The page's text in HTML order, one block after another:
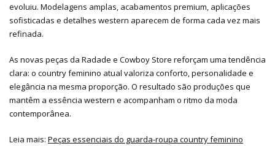
evoluiu. Modelagens amplas, acabamentos premium, aplicações
sofisticadas e detalhes western aparecem de forma cada vez mais
refinada.
As novas peças da Radade e Cowboy Store reforçam uma tendência
clara: o country feminino atual valoriza conforto, personalidade e
elegância na mesma proporção. O resultado são produções que
mantêm a essência western e acompanham o ritmo da moda
contemporânea.
Leia mais: Peças essenciais do guarda-roupa country feminino